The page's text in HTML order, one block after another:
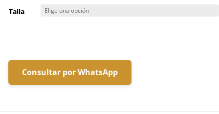
Talla
Consultar por WhatsApp